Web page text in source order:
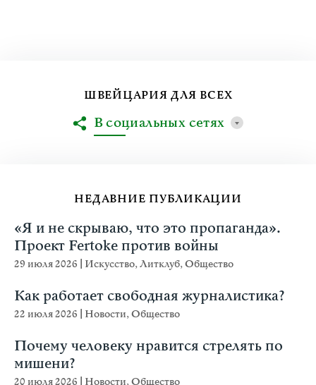
НЕДАВНИЕ ПУБЛИКАЦИИ
«Я и не скрываю, что это пропаганда».
Проект Fertoke против войны
29 июля 2026 Искусство,Литклуб,Общество
Как работает свободная журналистика?
22 июля 2026 Новости,Общество
Почему человеку нравится стрелять по
мишени?
20 июля 2026 Новости,Общество
ШВЕЙЦАРИЯ ДЛЯ ВСЕХ
В социальных сетях